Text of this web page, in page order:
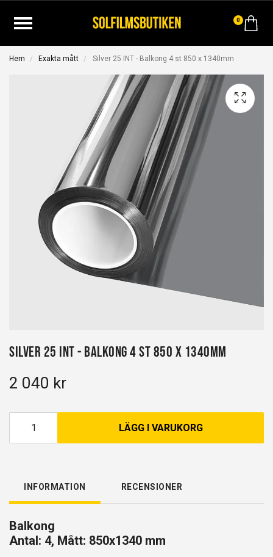
0
Hem Exakta mått Silver 25 INT - Balkong 4 st 850 x 1340mm
Silver 25 INT - Balkong 4 st 850 x 1340mm
2 040 kr
LÄGG I VARUKORG
INFORMATION RECENSIONER
Balkong
Antal: 4, Mått: 850x1340 mm